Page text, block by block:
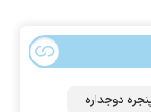
دوجداره